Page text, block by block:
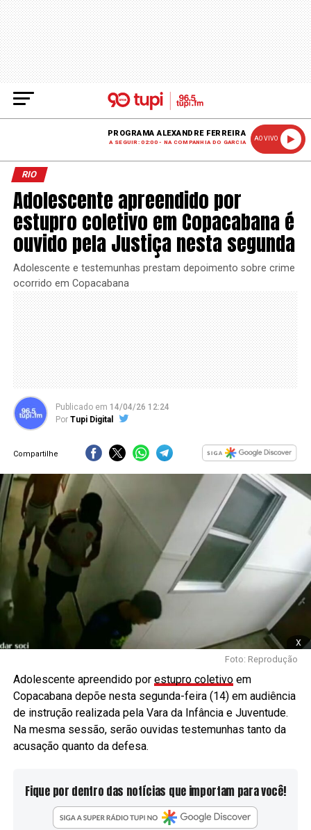
PROGRAMA ALEXANDRE FERREIRA
A SEGUIR: 02:00 - NA COMPANHIA DO GARCIA
AO VIVO
RIO
Adolescente apreendido por
estupro coletivo em Copacabana é
ouvido pela Justiça nesta segunda
Adolescente e testemunhas prestam depoimento sobre crime
ocorrido em Copacabana
Publicado em 14/04/26 12:24
Por Tupi Digital
Compartilhe
x
Foto: Reprodução
Adolescente apreendido por estupro coletivoem
Copacabana depõe nesta segunda-feira (14) em audiência
de instrução realizada pela Vara da Infância e Juventude.
Na mesma sessão, serão ouvidas testemunhas tanto da
acusação quanto da defesa.
Fique por dentro das notícias que importam para você!